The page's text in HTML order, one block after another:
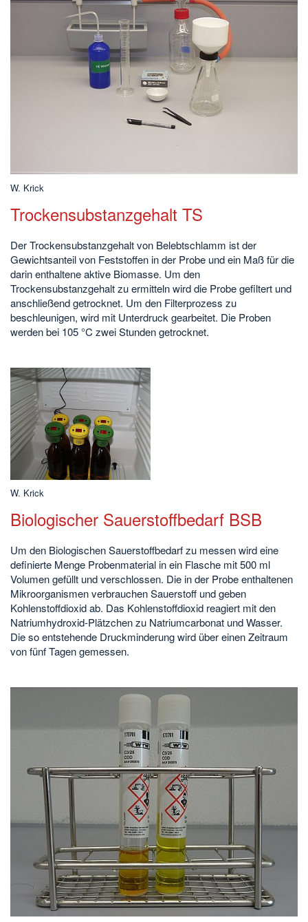
W. Krick
Trockensubstanzgehalt TS
Der Trockensubstanzgehalt von Belebtschlamm ist der
Gewichtsanteil von Feststoffen in der Probe und ein Maß für die
darin enthaltene aktive Biomasse. Um den
Trockensubstanzgehalt zu ermitteln wird die Probe gefiltert und
anschließend getrocknet. Um den Filterprozess zu
beschleunigen, wird mit Unterdruck gearbeitet. Die Proben
werden bei 105 °C zwei Stunden getrocknet.
W. Krick
Biologischer Sauerstoffbedarf BSB
Um den Biologischen Sauerstoffbedarf zu messen wird eine
definierte Menge Probenmaterial in ein Flasche mit 500 ml
Volumen gefüllt und verschlossen. Die in der Probe enthaltenen
Mikroorganismen verbrauchen Sauerstoff und geben
Kohlenstoffdioxid ab. Das Kohlenstoffdioxid reagiert mit den
Natriumhydroxid-Plätzchen zu Natriumcarbonat und Wasser.
Die so entstehende Druckminderung wird über einen Zeitraum
von fünf Tagen gemessen.